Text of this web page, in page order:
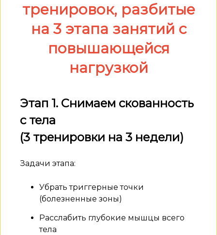
тренировок, разбитые
на 3 этапа занятий с
повышающейся
нагрузкой
Этап 1. Снимаем скованность
с тела
(3 тренировки на 3 недели)
Задачи этапа:
Убрать триггерные точки
(болезненные зоны)
Расслабить глубокие мышцы всего
тела